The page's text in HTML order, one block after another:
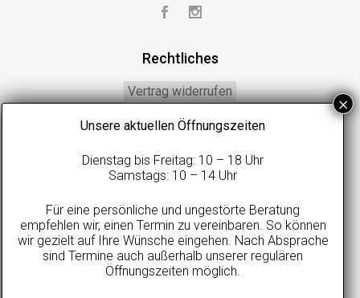
Rechtliches
Vertrag widerrufen
Widerrufsbelehrung
Datenschutzerklärung
Impressum
Unsere aktuellen Öffnungszeiten
Dienstag bis Freitag: 10 – 18 Uhr
Samstags: 10 – 14 Uhr
Für eine persönliche und ungestörte Beratung
empfehlen wir, einen Termin zu vereinbaren. So können
wir gezielt auf Ihre Wünsche eingehen. Nach Absprache
sind Termine auch außerhalb unserer regulären
Öffnungszeiten möglich.